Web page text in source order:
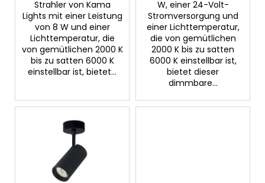
Strahler von Kama
Lights mit einer Leistung
von 8 W und einer
Lichttemperatur, die
von gemütlichen 2000 K
bis zu satten 6000 K
einstellbar ist, bietet...
W, einer 24-Volt-
Stromversorgung und
einer Lichttemperatur,
die von gemütlichen
2000 K bis zu satten
6000 K einstellbar ist,
bietet dieser
dimmbare...